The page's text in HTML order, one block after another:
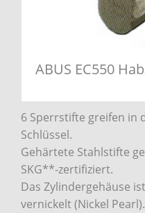
ABUS EC550
6 Sperrstifte greifen in
Schlüssel.
Gehärtete Stahlstifte
SKG**-zertifiziert.
Das Zylindergehäuse
vernickelt (Nickel Pearl).